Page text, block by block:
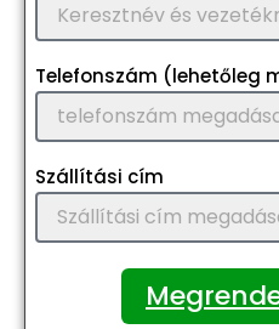
Telefonszám (lehetőleg
Szállítási cím